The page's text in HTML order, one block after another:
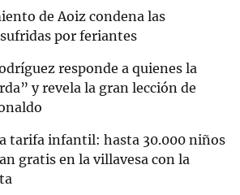
de Aoiz condena las
por feriantes
responde a quienes la
y revela la gran lección de
tarifa infantil: hasta 30.000 niños
gratis en la villavesa con la